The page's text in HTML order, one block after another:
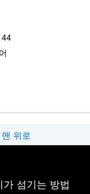
44
맨 위로
가 섬기는 방법